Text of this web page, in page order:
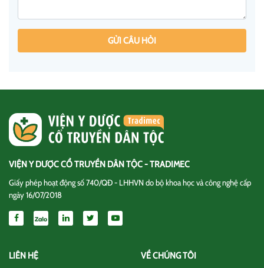
GỬI CÂU HỎI
VIỆN Y DƯỢC CỔ TRUYỀN DÂN TỘC - TRADIMEC
Giấy phép hoạt động số 740/QĐ - LHHVN do bộ khoa học và công nghệ cấp
ngày 16/07/2018
LIÊN HỆ
VỀ CHÚNG TÔI